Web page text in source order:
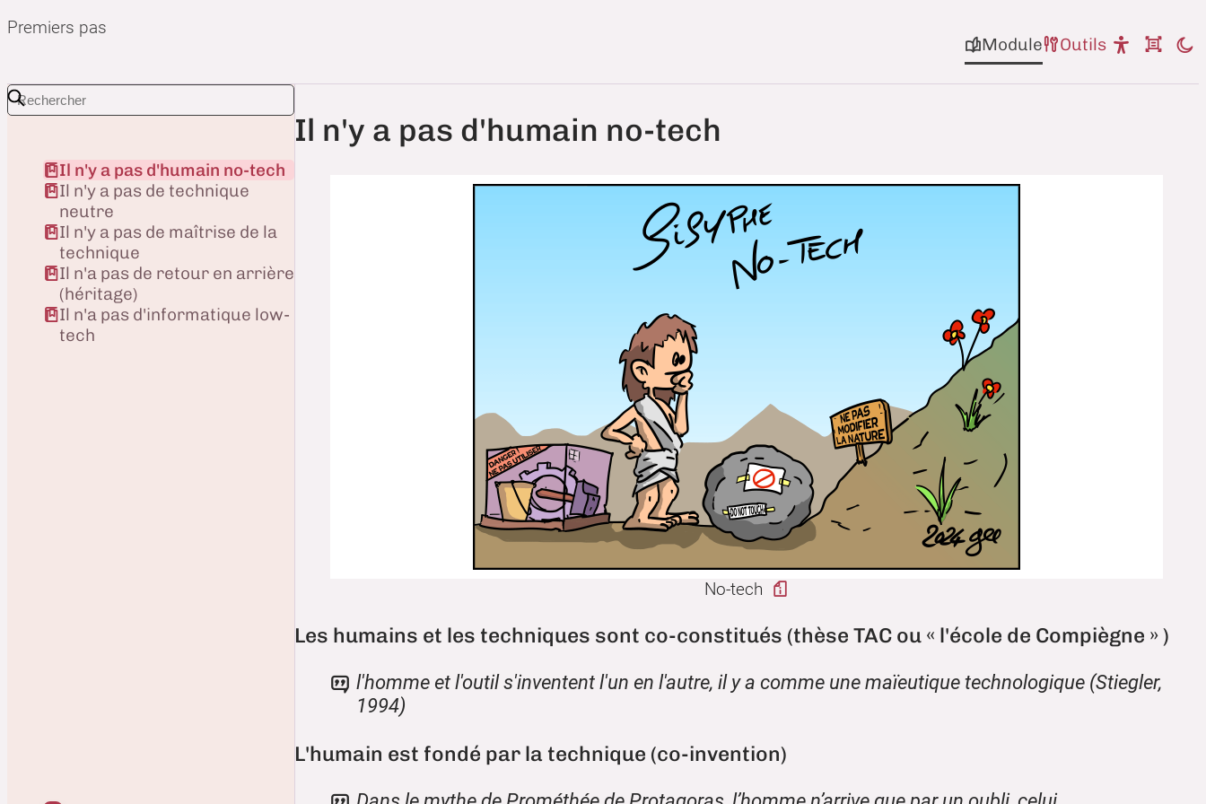
Premiers pas
Module
Outils
Il n'y a pas d'humain no-tech
No-tech
Les humains et les techniques sont co-constitués (thèse TAC ou « l'école de Compiègne » )
l'homme et l'outil s'inventent l'un en l'autre, il y a comme une maïeutique technologique (Stiegler,
1994)
L'humain est fondé par la technique (co-invention)
Il n'y a pas d'humain no-tech
Il n'y a pas de technique
neutre
Il n'y a pas de maîtrise de la
technique
Il n'a pas de retour en arrière
(héritage)
Il n'a pas d'informatique low-
tech